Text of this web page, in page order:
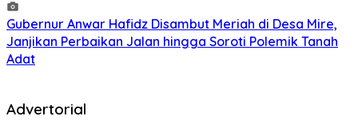
Gubernur Anwar Hafidz Disambut Meriah di Desa Mire,
Janjikan Perbaikan Jalan hingga Soroti Polemik Tanah
Adat
Advertorial